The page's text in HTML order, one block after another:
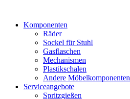
wechselnKomponenten
Räder
Sockel für Stuhl
Gasflaschen
Mechanismen
Plastikschalen
Andere Möbelkomponenten
Serviceangebote
Spritzgießen